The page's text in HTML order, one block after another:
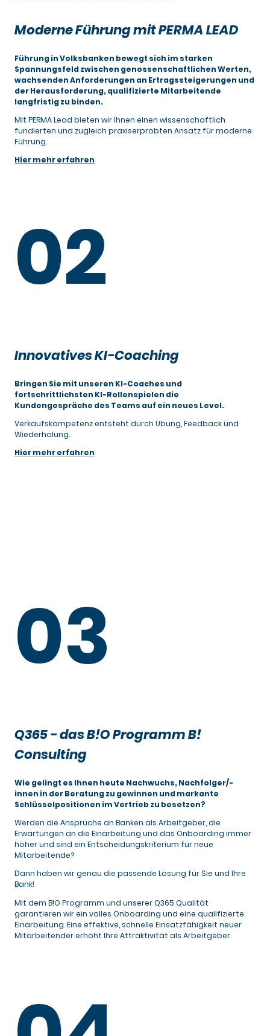
Moderne Führung mit PERMA LEAD
Führung in Volksbanken bewegt sich im starken
Spannungsfeld zwischen genossenschaftlichen Werten,
wachsenden Anforderungen an Ertragssteigerungen und
der Herausforderung, qualifizierte Mitarbeitende
langfristig zu binden.
Mit PERMA Lead bieten wir Ihnen einen wissenschaftlich
fundierten und zugleich praxiserprobten Ansatz für moderne
Führung.
Hier mehr erfahren
02
Innovatives KI-Coaching
Bringen Sie mit unseren KI-Coaches und
fortschrittlichsten KI-Rollenspielen die
Kundengespräche des Teams auf ein neues Level.
Verkaufskompetenz entsteht durch Übung, Feedback und
Wiederholung.
Hier mehr erfahren
03
Q365 - das B!O Programm B!
Consulting
Wie gelingt es Ihnen heute Nachwuchs, Nachfolger/-
innen in der Beratung zu gewinnen und markante
Schlüsselpositionen im Vertrieb zu besetzen?
Werden die Ansprüche an Banken als Arbeitgeber, die
Erwartungen an die Einarbeitung und das Onboarding immer
höher und sind ein Entscheidungskriterium für neue
Mitarbeitende?
Dann haben wir genau die passende Lösung für Sie und Ihre
Bank!
Mit dem B!O Programm und unserer Q365 Qualität
garantieren wir ein volles Onboarding und eine qualifizierte
Einarbeitung. Eine effektive, schnelle Einsatzfähigkeit neuer
Mitarbeitender erhöht Ihre Attraktivität als Arbeitgeber.